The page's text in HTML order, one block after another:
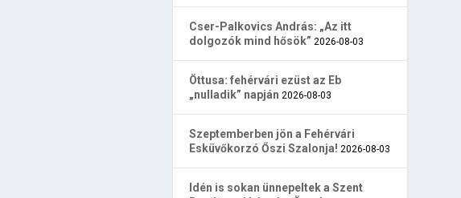
Cser-Palkovics András: „Az itt
dolgozók mind hősök” 2026-08-03
Öttusa: fehérvári ezüst az Eb
„nulladik” napján 2026-08-03
Szeptemberben jön a Fehérvári
Esküvőkorzó Őszi Szalonja! 2026-08-03
Idén is sokan ünnepeltek a Szent